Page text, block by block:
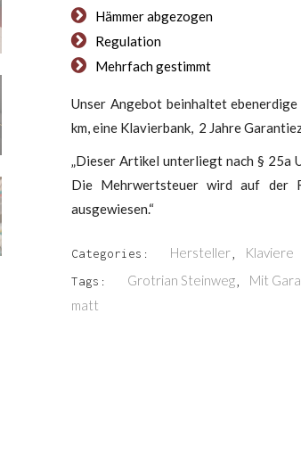
Hämmer abgezogen
Regulation
Mehrfach gestimmt
Unser Angebot beinhaltet
km, eine Klavierbank, 2 Jahre
„Dieser Artikel unterliegt nach § 25a
Die Mehrwertsteuer wird auf der
ausgewiesen.“
Categories: Hersteller Klaviere
Tags: Grotrian Steinweg Mit
matt